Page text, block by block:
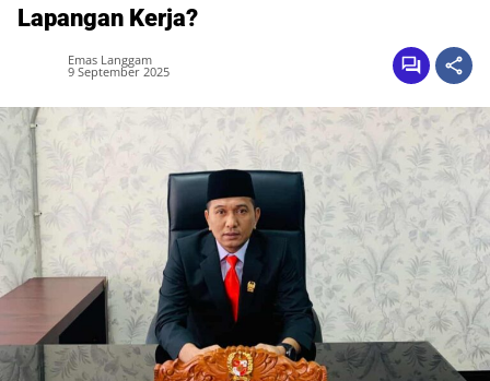
Lapangan Kerja?
Emas Langgam
9 September 2025